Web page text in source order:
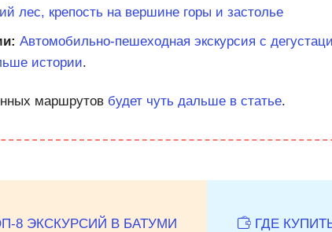
лес, крепость на вершине горы и застолье
Автомобильно-пешеходная экскурсия с
истории.
маршрутов будет чуть дальше в статье.
8 ЭКСКУРСИЙ В БАТУМИ ГДЕ